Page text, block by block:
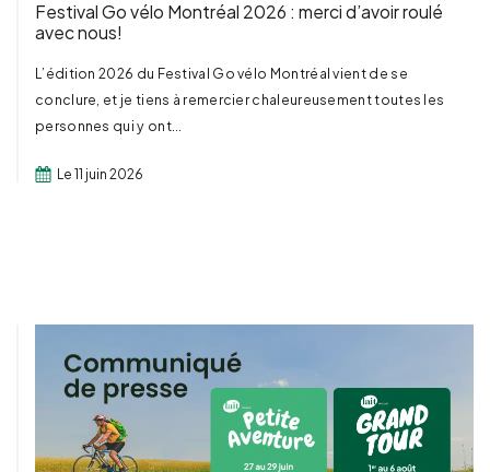
Festival Go vélo Montréal 2026 : merci d’avoir roulé
avec nous!
L’édition 2026 du Festival Go vélo Montréal vient de se
conclure, et je tiens à remercier chaleureusement toutes les
personnes qui y ont...
Le 11 juin 2026